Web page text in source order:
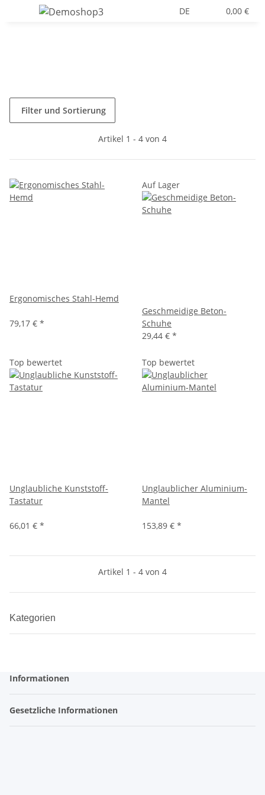
DE 0,00 €
Filter und Sortierung
Artikel 1 - 4 von 4
Ergonomisches Stahl-Hemd
79,17 € *
Auf Lager
Geschmeidige Beton-
Schuhe
29,44 € *
Top bewertet
Unglaubliche Kunststoff-
Tastatur
66,01 € *
Top bewertet
Unglaublicher Aluminium-
Mantel
153,89 € *
Artikel 1 - 4 von 4
Kategorien
Informationen
Gesetzliche Informationen